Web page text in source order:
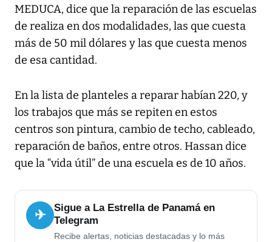
MEDUCA, dice que la reparación de las escuelas
de realiza en dos modalidades, las que cuesta
más de 50 mil dólares y las que cuesta menos
de esa cantidad.
En la lista de planteles a reparar habían 220, y
los trabajos que más se repiten en estos
centros son pintura, cambio de techo, cableado,
reparación de baños, entre otros. Hassan dice
que la “vida útil” de una escuela es de 10 años.
✈
Sigue a La Estrella de Panamá en
Telegram
Recibe alertas, noticias destacadas y lo más